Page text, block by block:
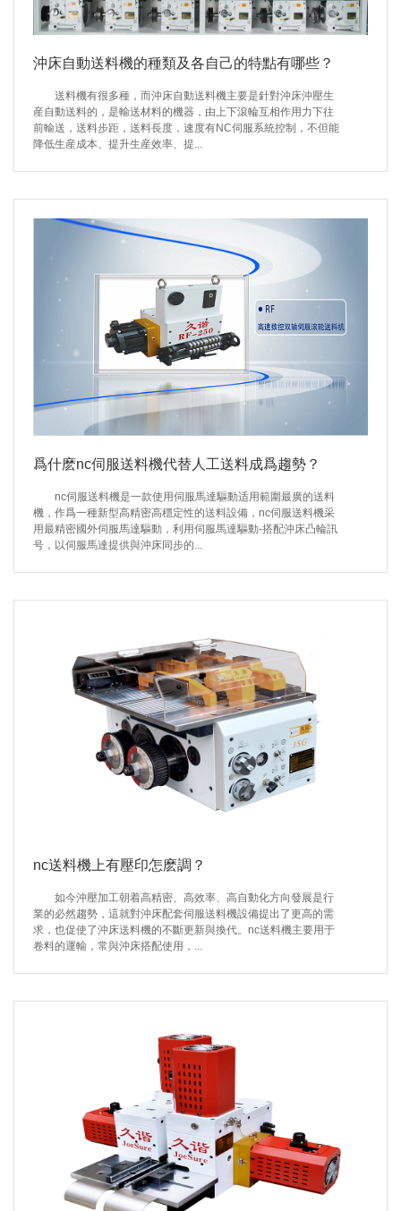
沖床自動送料機的種類及各自己的特點有哪些？
送料機有很多種，而沖床自動送料機主要是針對沖床沖壓生
産自動送料的，是輸送材料的機器，由上下滾輪互相作用力下往
前輸送，送料步距，送料長度，速度有NC伺服系統控制，不但能
降低生産成本、提升生産效率、提...
爲什麽nc伺服送料機代替人工送料成爲趨勢？
nc伺服送料機是一款使用伺服馬達驅動适用範圍最廣的送料
機，作爲一種新型高精密高穩定性的送料設備，nc伺服送料機采
用最精密國外伺服馬達驅動，利用伺服馬達驅動-搭配沖床凸輪訊
号，以伺服馬達提供與沖床同步的...
nc送料機上有壓印怎麽調？
如今沖壓加工朝着高精密、高效率、高自動化方向發展是行
業的必然趨勢，這就對沖床配套伺服送料機設備提出了更高的需
求，也促使了沖床送料機的不斷更新與換代。nc送料機主要用于
卷料的運輸，常與沖床搭配使用，...